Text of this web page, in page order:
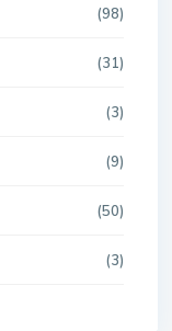
(98)
(31)
(3)
(9)
(50)
(3)